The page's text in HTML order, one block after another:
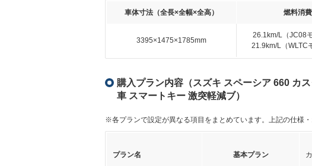
車体寸法（全長×全幅×全高） 燃料消
3395×1475×1785mm
26.1km/L（JC08
21.9km/L（WLTC
購入プラン内容（スズキ スペーシア 660 カ
車 スマートキー 激突軽減ブ）
※各プランで設定が異なる項目をまとめています。上記の仕様・
プラン名 基本プラン